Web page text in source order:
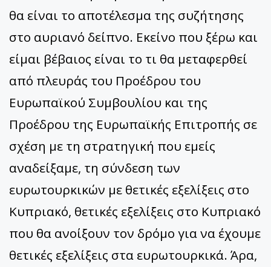
θα είναι το αποτέλεσμα της συζήτησης
στο αυριανό δείπνο. Εκείνο που ξέρω και
είμαι βέβαιος είναι το τι θα μεταφερθεί
από πλευράς του Προέδρου του
Ευρωπαϊκού Συμβουλίου και της
Προέδρου της Ευρωπαϊκής Επιτροπής σε
σχέση με τη στρατηγική που εμείς
αναδείξαμε, τη σύνδεση των
ευρωτουρκικών με θετικές εξελίξεις στο
Κυπριακό, θετικές εξελίξεις στο Κυπριακό
που θα ανοίξουν τον δρόμο για να έχουμε
θετικές εξελίξεις στα ευρωτουρκικά. Άρα,